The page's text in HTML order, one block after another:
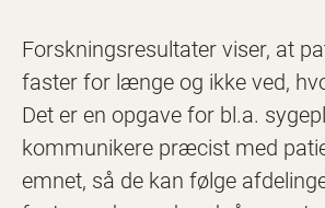
Forskningsresultater viser, at
faster for længe og ikke ved,
Det er en opgave for bl.a.
kommunikere præcist med
emnet, så de kan følge